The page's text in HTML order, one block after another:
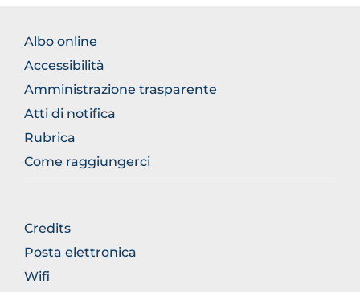
FOOTER
NORMATIVA
Albo online
Accessibilità
Amministrazione trasparente
Atti di notifica
Rubrica
Come raggiungerci
FOOTER
GENERICO
Credits
Posta elettronica
Wifi